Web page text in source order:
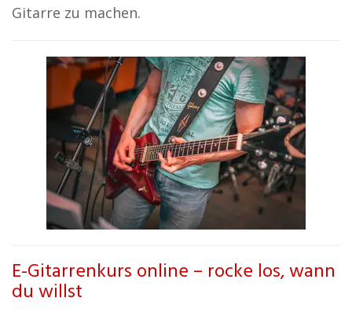
Gitarre zu machen.
E-Gitarrenkurs online – rocke los, wann
du willst